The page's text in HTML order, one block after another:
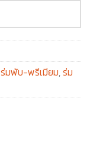
ร่มพับ-พรีเมียม,ร่ม